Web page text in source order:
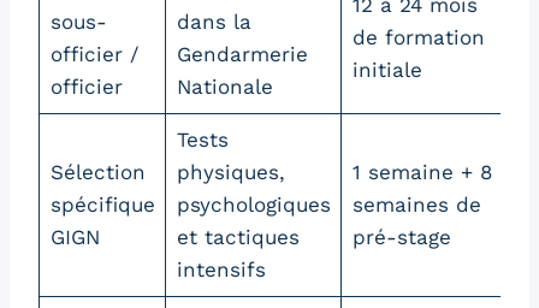
sous-
officier /
officier
dans la
Gendarmerie
Nationale
de formation
initiale
Sélection
spécifique
GIGN
Tests
physiques,
psychologiques
et tactiques
intensifs
1 semaine + 8
semaines de
pré-stage